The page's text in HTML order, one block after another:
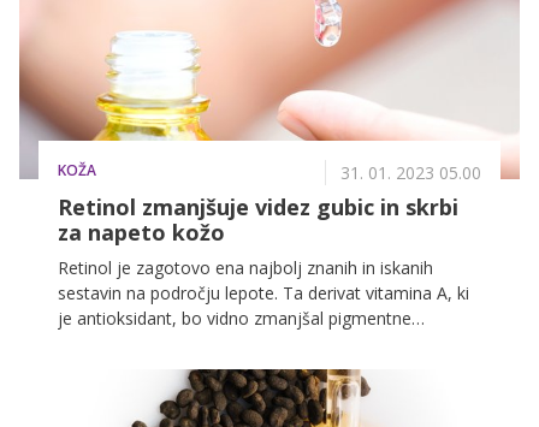
KOŽA 31. 01. 2023 05.00
Retinol zmanjšuje videz gubic in skrbi
za napeto kožo
Retinol je zagotovo ena najbolj znanih in iskanih
sestavin na področju lepote. Ta derivat vitamina A, ki
je antioksidant, bo vidno zmanjšal pigmentne
pore. Lahko spodbudi tudi metabolizem kožnih celic in
spodbuja proizvodnjo kolagena.